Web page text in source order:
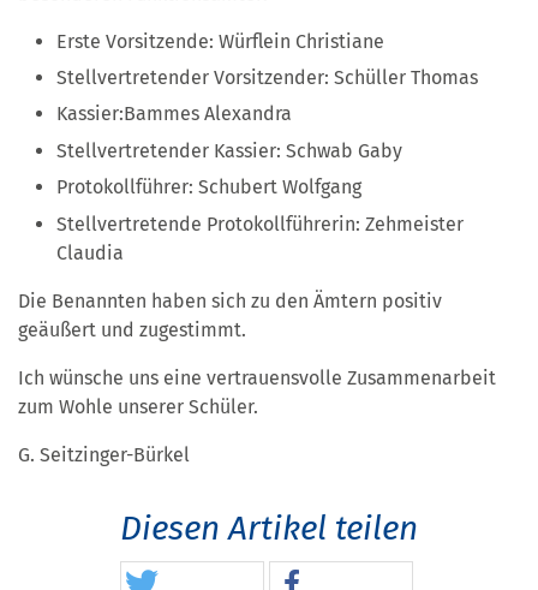
Erste Vorsitzende: Würflein Christiane
Stellvertretender Vorsitzender: Schüller Thomas
Kassier:Bammes Alexandra
Stellvertretender Kassier: Schwab Gaby
Protokollführer: Schubert Wolfgang
Stellvertretende Protokollführerin: Zehmeister
Claudia
Die Benannten haben sich zu den Ämtern positiv
geäußert und zugestimmt.
Ich wünsche uns eine vertrauensvolle Zusammenarbeit
zum Wohle unserer Schüler.
G. Seitzinger-Bürkel
Diesen Artikel teilen